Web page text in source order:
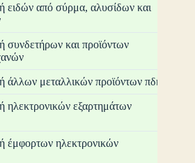
ειδών από σύρμα, αλυσίδων και
συνδετήρων και προϊόντων
άλλων μεταλλικών προϊόντων πδκα
έμφορτων ηλεκτρονικών